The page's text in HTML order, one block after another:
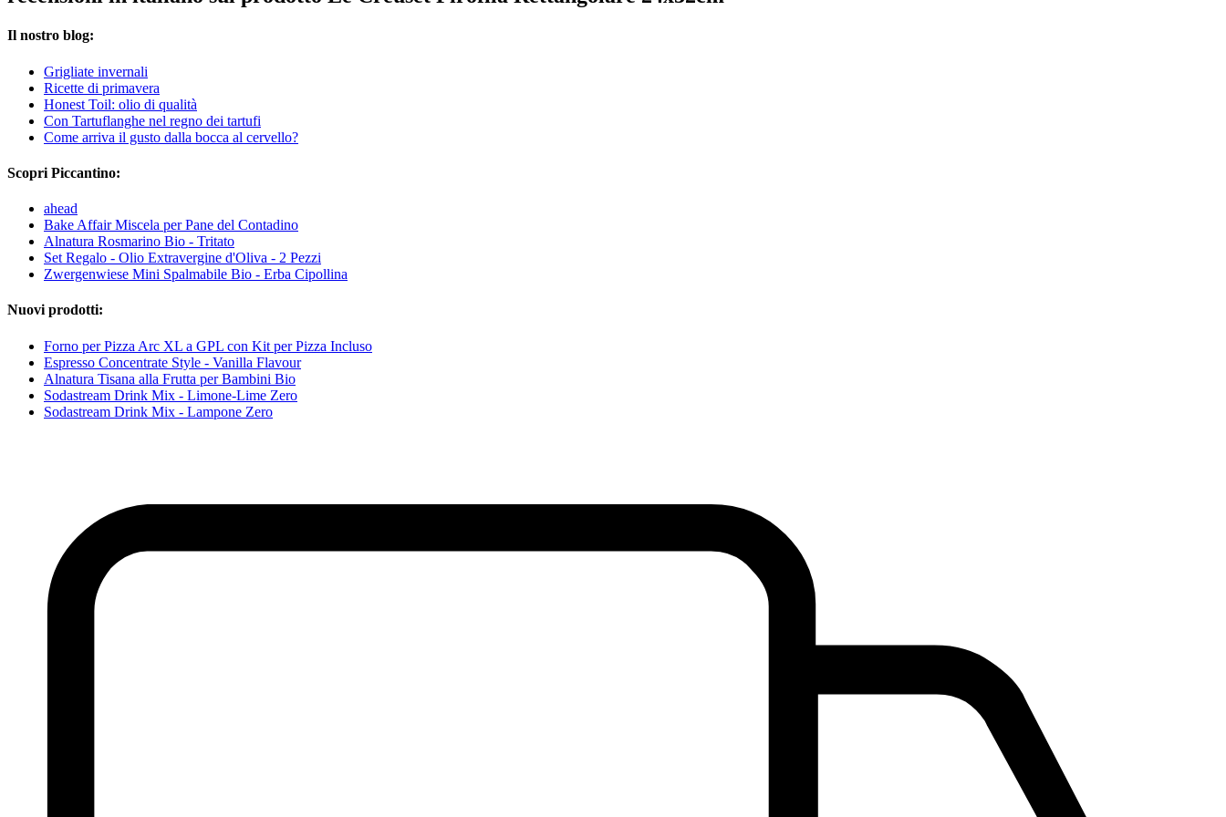
Il nostro blog:
Grigliate invernali
Ricette di primavera
Honest Toil: olio di qualità
Con Tartuflanghe nel regno dei tartufi
Come arriva il gusto dalla bocca al cervello?
Scopri Piccantino:
ahead
Bake Affair Miscela per Pane del Contadino
Alnatura Rosmarino Bio - Tritato
Set Regalo - Olio Extravergine d'Oliva - 2 Pezzi
Zwergenwiese Mini Spalmabile Bio - Erba Cipollina
Nuovi prodotti:
Forno per Pizza Arc XL a GPL con Kit per Pizza Incluso
Espresso Concentrate Style - Vanilla Flavour
Alnatura Tisana alla Frutta per Bambini Bio
Sodastream Drink Mix - Limone-Lime Zero
Sodastream Drink Mix - Lampone Zero